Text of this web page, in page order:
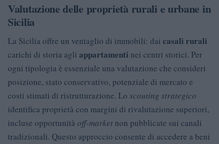
Valutazione delle proprietà rurali e urbane in
Sicilia
La Sicilia offre un ventaglio di immobili: dai casali rurali
carichi di storia agli appartamenti nei centri storici. Per
ogni tipologia è essenziale una valutazione che consideri
posizione, stato conservativo, potenziale di mercato e
costi stimati di ristrutturazione. Lo scouting strategico
identifica proprietà con margini di rivalutazione superiori,
incluse opportunità off-market non pubblicate sui canali
tradizionali. Questo approccio consente di accedere a beni